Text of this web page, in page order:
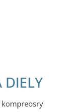
DIELY
kompreosry